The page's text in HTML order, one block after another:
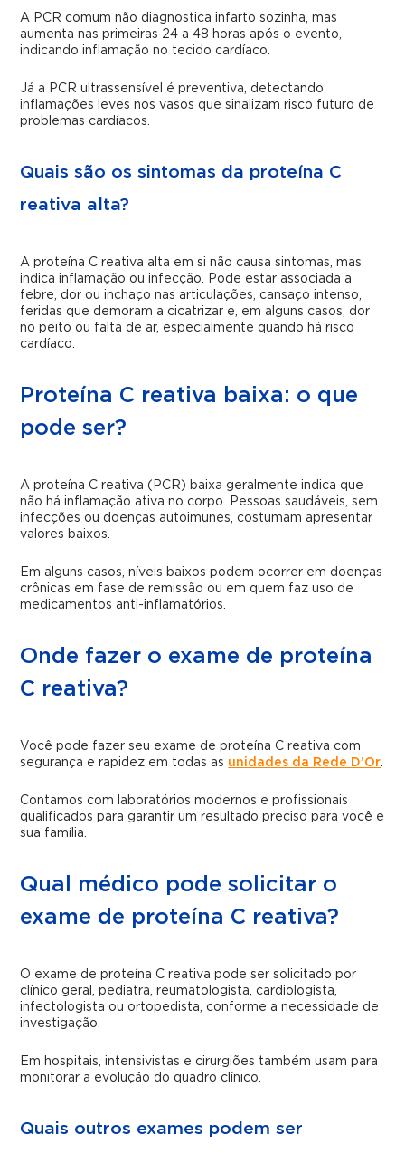
A PCR comum não diagnostica infarto sozinha, mas
aumenta nas primeiras 24 a 48 horas após o evento,
indicando inflamação no tecido cardíaco.
Já a PCR ultrassensível é preventiva, detectando
inflamações leves nos vasos que sinalizam risco futuro de
problemas cardíacos.
Quais são os sintomas da proteína C
reativa alta?
A proteína C reativa alta em si não causa sintomas, mas
indica inflamação ou infecção. Pode estar associada a
febre, dor ou inchaço nas articulações, cansaço intenso,
feridas que demoram a cicatrizar e, em alguns casos, dor
no peito ou falta de ar, especialmente quando há risco
cardíaco.
Proteína C reativa baixa: o que
pode ser?
A proteína C reativa (PCR) baixa geralmente indica que
não há inflamação ativa no corpo. Pessoas saudáveis, sem
infecções ou doenças autoimunes, costumam apresentar
valores baixos.
Em alguns casos, níveis baixos podem ocorrer em doenças
crônicas em fase de remissão ou em quem faz uso de
medicamentos anti-inflamatórios.
Onde fazer o exame de proteína
C reativa?
Você pode fazer seu exame de proteína C reativa com
segurança e rapidez em todas as unidades da Rede D’Or.
Contamos com laboratórios modernos e profissionais
qualificados para garantir um resultado preciso para você e
sua família.
Qual médico pode solicitar o
exame de proteína C reativa?
O exame de proteína C reativa pode ser solicitado por
clínico geral, pediatra, reumatologista, cardiologista,
infectologista ou ortopedista, conforme a necessidade de
investigação.
Em hospitais, intensivistas e cirurgiões também usam para
monitorar a evolução do quadro clínico.
Quais outros exames podem ser